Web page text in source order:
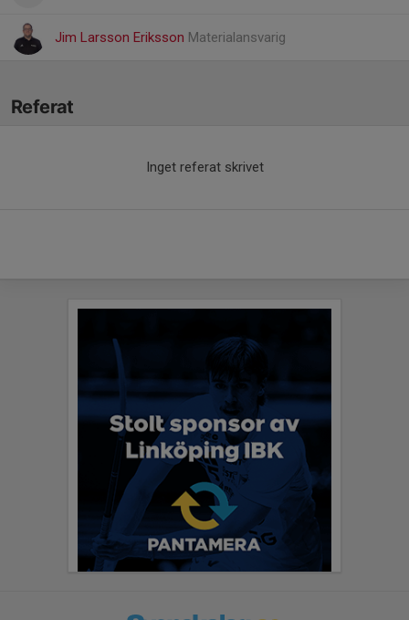
Jim Larsson Eriksson Materialansvarig
Referat
Inget referat skrivet